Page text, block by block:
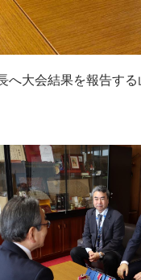
へ大会結果を報告する